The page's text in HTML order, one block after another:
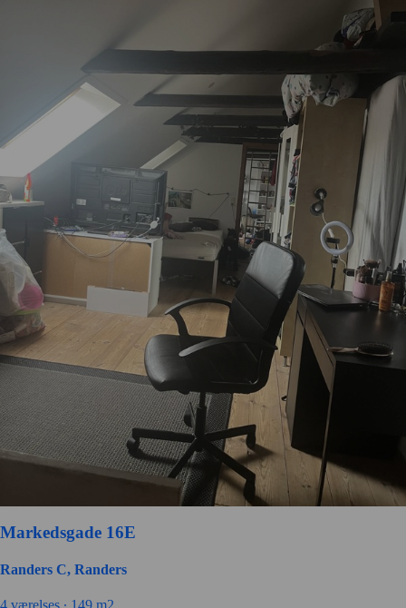
Markedsgade 16E
Randers C, Randers
4 værelses ∙ 149 m2